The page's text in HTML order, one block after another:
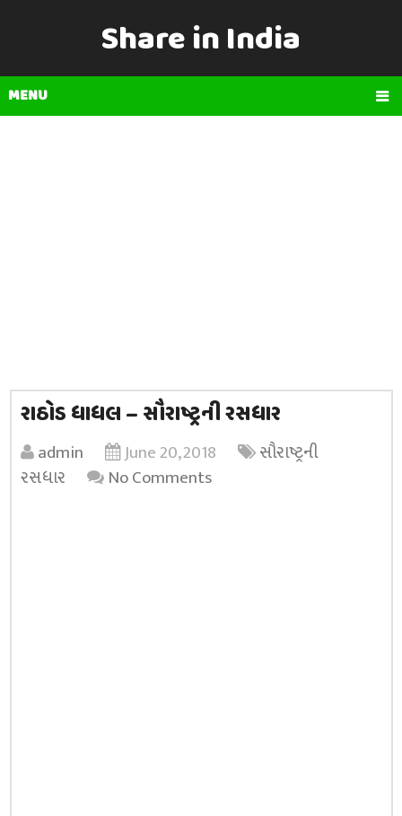
Share in India
MENU
રાઠોડ ધાધલ – સૌરાષ્ટ્રની રસધાર
admin June 20, 2018
સૌરાષ્ટ્રની
રસધાર
No Comments